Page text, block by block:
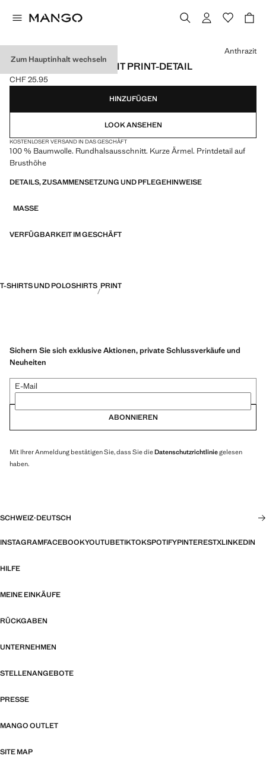
Zum Hauptinhalt wechseln
BAUMWOLL-T-SHIRT MIT PRINT-DETAIL
Aktueller Preis [CHF 25.95 ]
CHF 25.95
Wählen Sie eine Farbe
Anthrazit
HINZUFÜGEN
LOOK ANSEHEN
KOSTENLOSER VERSAND IN DAS GESCHÄFT
100 % Baumwolle. Rundhalsausschnitt. Kurze Ärmel. Printdetail auf
Brusthöhe
DETAILS, ZUSAMMENSETZUNG UND PFLEGEHINWEISE
MASSE
VERFÜGBARKEIT IM GESCHÄFT
T-SHIRTS UND POLOSHIRTS PRINT
Sichern Sie sich exklusive Aktionen, private Schlussverkäufe und
Neuheiten
E-Mail
ABONNIEREN
Mit Ihrer Anmeldung bestätigen Sie, dass Sie dieDatenschutzrichtliniegelesen
haben.
SCHWEIZ·DEUTSCH
INSTAGRAMFACEBOOKYOUTUBETIKTOKSPOTIFYPINTERESTXLINKEDIN
HILFE
MEINE EINKÄUFE
RÜCKGABEN
UNTERNEHMEN
STELLENANGEBOTE
PRESSE
MANGO OUTLET
SITE MAP